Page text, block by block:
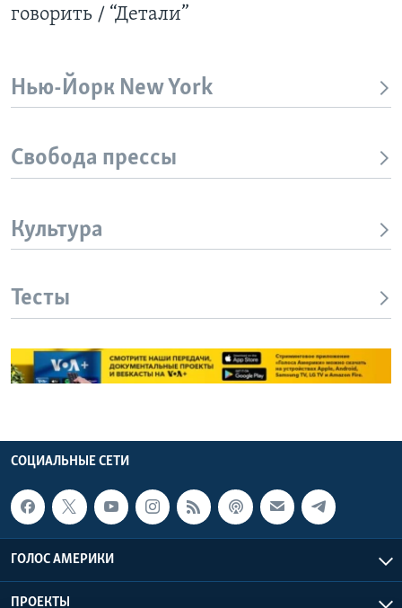
говорить / “Детали”
Нью-Йорк New York
Свобода прессы
Культура
Тесты
СОЦИАЛЬНЫЕ СЕТИ
ГОЛОС АМЕРИКИ
ПРОЕКТЫ